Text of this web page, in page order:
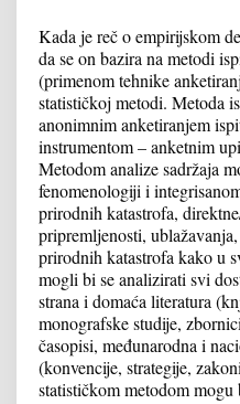
Kada je reč o empirijskom
da se on bazira na metodi
(primenom tehnike
statističkoj metodi. Metoda
anonimnim anketiranjem
instrumentom – anketnim
Metodom analize sadržaja
fenomenologiji i
prirodnih katastrofa,
pripremljenosti,
prirodnih katastrofa kako u
mogli bi se analizirati svi
strana i domaća literatura
monografske studije,
časopisi, međunarodna i
(konvencije, strategije,
statističkom metodom